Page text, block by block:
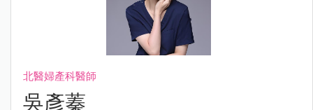
北醫婦產科醫師
吳彥蓁